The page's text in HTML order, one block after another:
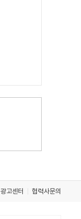
광고센터 협력사문의